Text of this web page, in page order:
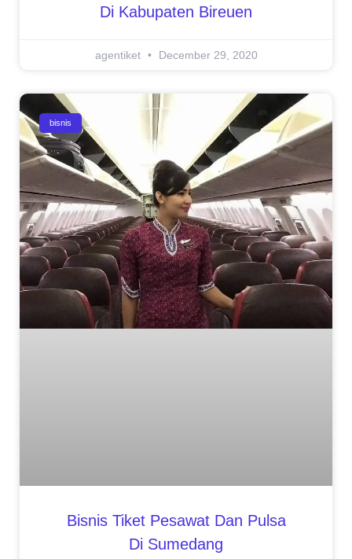
Di Kabupaten Bireuen
agentiket December 29, 2020
bisnis
Bisnis Tiket Pesawat Dan Pulsa
Di Sumedang